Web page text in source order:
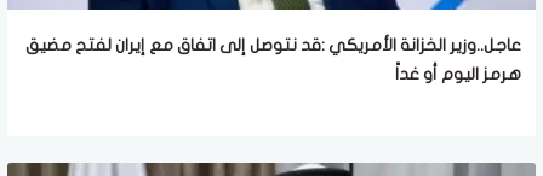
عاجل..وزير الخزانة الأمريكي :قد نتوصل إلى اتفاق مع إيران لفتح مضيق
هرمز اليوم أو غداً